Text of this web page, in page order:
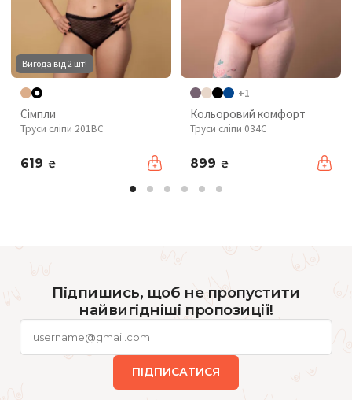
Вигода від 2 шт!
Сімпли
Труси сліпи 201BC
619 ₴
+1
Кольоровий комфорт
Труси сліпи 034C
899 ₴
Підпишись, щоб не пропустити
найвигідніші пропозиції!
ПІДПИСАТИСЯ